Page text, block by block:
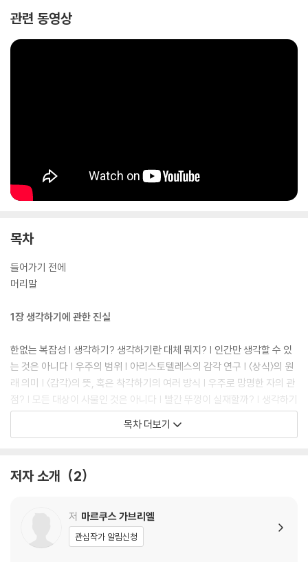
이 책은 『왜 세계는 존재하지 않는가』, 『나는 뇌가 아니다』를 잇는 3부작의
세계관과 신경중심주의에 맞서 반론을 제기했으며, 이 책에서 인간의 생각
관련 동영상
목차
들어가기 전에
머리말
1장 생각하기에 관한 진실
한없는 복잡성 | 생각하기? 생각하기란 대체 뭐지? | 인간만 생각할 수 있
는 것은 아니다 | 우주의 범위 | 아리스토텔레스의 감각 연구 | 〈상식〉의 원
래 의미 | 〈감각〉의 뜻, 혹은 착각하기의 여러 방식 | 우주로 망명한 자의 관
점? | 모든 대상이 사물인 것은 아니다 | 빨간 뚜껑이 실재할까? | 생각하기
는 신경 자극의 처리가 아니다 | 오직 진실 | 합의로 만들어진 세계 | 프레게
의 생각 | 뜻, 정보, 가짜 뉴스의 무의미성 | 우리의 여섯 번째 감각
지 못한다 | 개미가 모래밭을 기어 다니며 그림을 그린 걸까? | 기술의 진보
와 초권능 | 문명 속의 불만 | 감정 지능 | 〈기능주의〉라는 종교 | 생각하기
는 담배 자판기의 작동이 아니다 | 그리고 영혼은 연결된 맥주 캔 더미가 아
목차 더보기
저자 소개 2
저 마르쿠스 가브리엘
관심작가 알림신청